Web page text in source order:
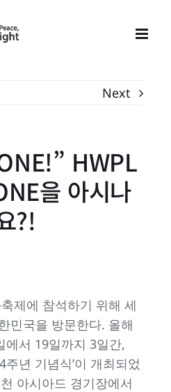
Next
HWPL
을 아시나
?!
제에 참석하기 위해 세
민국을 방문한다. 올해
에서 19일까지 3일간,
주년 기념식’이 개최되었
아시아드 경기장에서